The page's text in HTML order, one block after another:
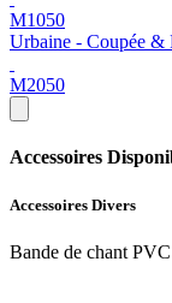
M1050
Urbaine - Coupée &
M2050
Accessoires
Accessoires Divers
Bande de chant